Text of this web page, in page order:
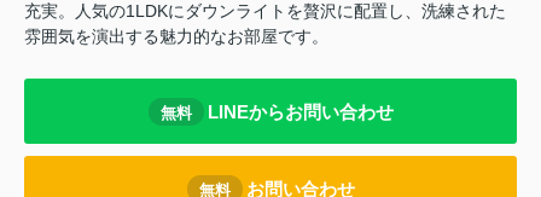
充実。人気の1LDKにダウンライトを贅沢に配置し、洗練された
雰囲気を演出する魅力的なお部屋です。
無料 LINEからお問い合わせ
無料 お問い合わせ